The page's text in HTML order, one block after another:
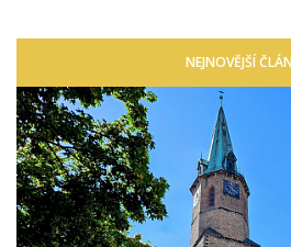
NEJNOVĚJŠÍ